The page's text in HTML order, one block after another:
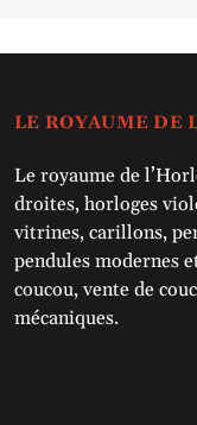
LE ROYAUME DE
Le royaume de
droites, horloges
vitrines, carillons,
pendules modernes
coucou, vente de
mécaniques.